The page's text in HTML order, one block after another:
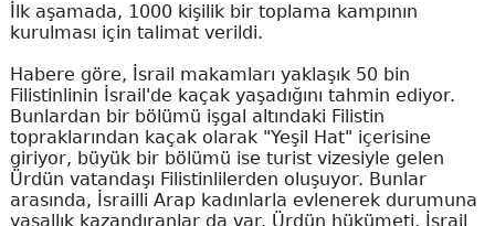
İlk aşamada, 1000 kişilik bir toplama kampının
kurulması için talimat verildi.
Habere göre, İsrail makamları yaklaşık 50 bin
Filistinlinin İsrail'de kaçak yaşadığını tahmin ediyor.
Bunlardan bir bölümü işgal altındaki Filistin
topraklarından kaçak olarak "Yeşil Hat" içerisine
giriyor, büyük bir bölümü ise turist vizesiyle gelen
Ürdün vatandaşı Filistinlilerden oluşuyor. Bunlar
arasında, İsrailli Arap kadınlarla evlenerek durumuna
yasallık kazandıranlar da var. Ürdün hükümeti, İsrail